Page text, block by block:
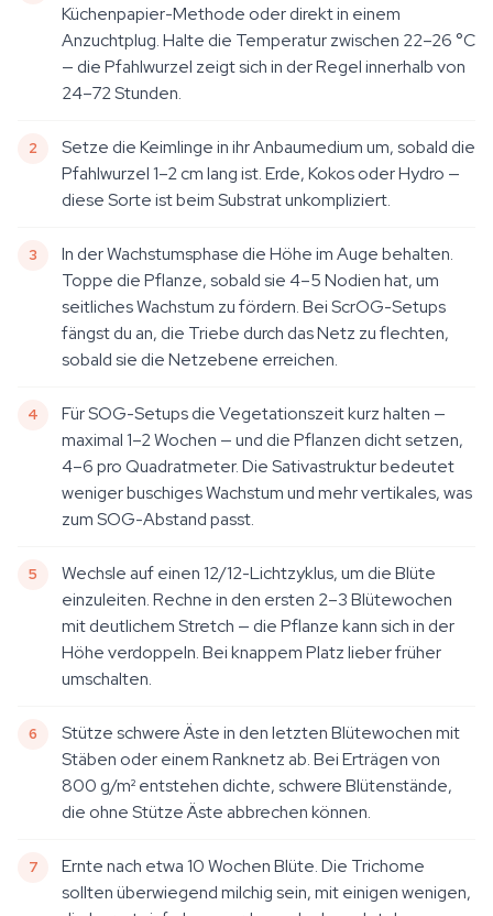
Küchenpapier-Methode oder direkt in einem
Anzuchtplug. Halte die Temperatur zwischen 22–26 °C
— die Pfahlwurzel zeigt sich in der Regel innerhalb von
24–72 Stunden.
Setze die Keimlinge in ihr Anbaumedium um, sobald die
Pfahlwurzel 1–2 cm lang ist. Erde, Kokos oder Hydro —
diese Sorte ist beim Substrat unkompliziert.
In der Wachstumsphase die Höhe im Auge behalten.
Toppe die Pflanze, sobald sie 4–5 Nodien hat, um
seitliches Wachstum zu fördern. Bei ScrOG-Setups
fängst du an, die Triebe durch das Netz zu flechten,
sobald sie die Netzebene erreichen.
Für SOG-Setups die Vegetationszeit kurz halten —
maximal 1–2 Wochen — und die Pflanzen dicht setzen,
4–6 pro Quadratmeter. Die Sativastruktur bedeutet
weniger buschiges Wachstum und mehr vertikales, was
zum SOG-Abstand passt.
Wechsle auf einen 12/12-Lichtzyklus, um die Blüte
einzuleiten. Rechne in den ersten 2–3 Blütewochen
mit deutlichem Stretch — die Pflanze kann sich in der
Höhe verdoppeln. Bei knappem Platz lieber früher
umschalten.
Stütze schwere Äste in den letzten Blütewochen mit
Stäben oder einem Ranknetz ab. Bei Erträgen von
800 g/m² entstehen dichte, schwere Blütenstände,
die ohne Stütze Äste abbrechen können.
Ernte nach etwa 10 Wochen Blüte. Die Trichome
sollten überwiegend milchig sein, mit einigen wenigen,